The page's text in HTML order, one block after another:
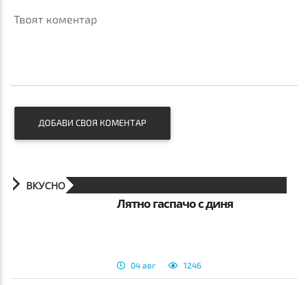
Твоят коментар
ДОБАВИ СВОЯ КОМЕНТАР
ВКУСНО
Лятно гаспачо с диня
04 авг 1246